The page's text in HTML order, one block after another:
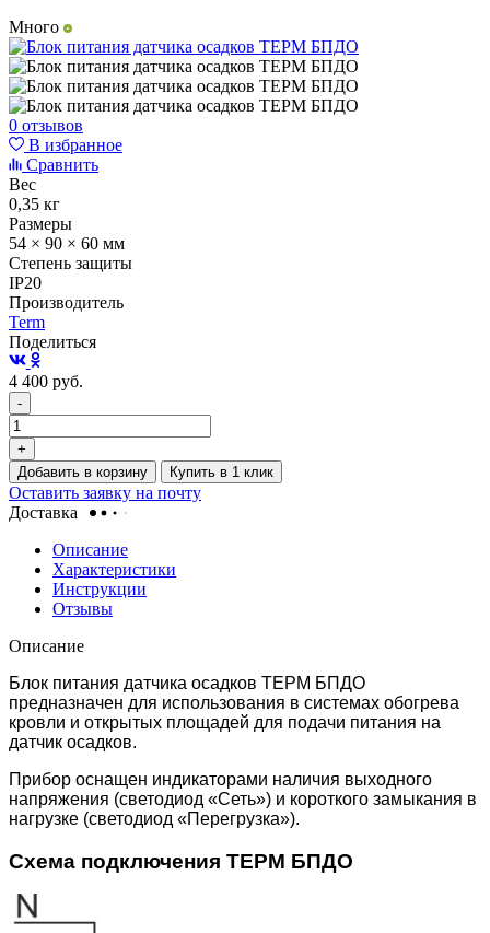
Много
0 отзывов
В избранное
Сравнить
Вес
0,35 кг
Размеры
54 × 90 × 60 мм
Степень защиты
IP20
Производитель
Term
Поделиться
4 400 руб.
-
+
Добавить в корзину
Купить в 1 клик
Оставить заявку на почту
Доставка
Описание
Характеристики
Инструкции
Отзывы
Описание
Блок питания датчика осадков ТЕРМ БПДО
предназначен для использования в системах обогрева
кровли и открытых площадей для подачи питания на
датчик осадков.
Прибор оснащен индикаторами наличия выходного
напряжения (светодиод «Сеть») и короткого замыкания в
нагрузке (светодиод «Перегрузка»).
Схема подключения ТЕРМ БПДО